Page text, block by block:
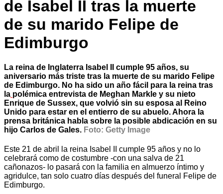
de Isabel II tras la muerte
de su marido Felipe de
Edimburgo
La reina de Inglaterra Isabel II cumple 95 años, su
aniversario más triste tras la muerte de su marido Felipe
de Edimburgo. No ha sido un año fácil para la reina tras
la polémica entrevista de Meghan Markle y su nieto
Enrique de Sussex, que volvió sin su esposa al Reino
Unido para estar en el entierro de su abuelo. Ahora la
prensa británica habla sobre la posible abdicación en su
hijo Carlos de Gales. Foto: Getty Image
Este 21 de abril la reina Isabel II cumple 95 años y no lo
celebrará como de costumbre -con una salva de 21
cañonazos- lo pasará con la familia en almuerzo íntimo y
agridulce, tan solo cuatro días después del funeral Felipe de
Edimburgo.